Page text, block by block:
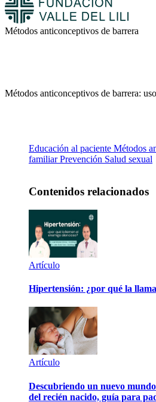
Métodos anticonceptivos de barrera
Métodos anticonceptivos de barrera:
Educación al paciente Métodos
familiarPrevención Salud sexual
Contenidos relacionados
Artículo
Hipertensión: ¿por qué la
Artículo
Descubriendo un nuevo
del recién nacido, guía para